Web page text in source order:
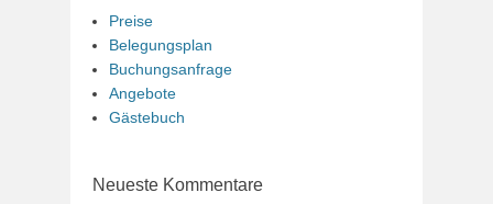
Preise
Belegungsplan
Buchungsanfrage
Angebote
Gästebuch
Neueste Kommentare